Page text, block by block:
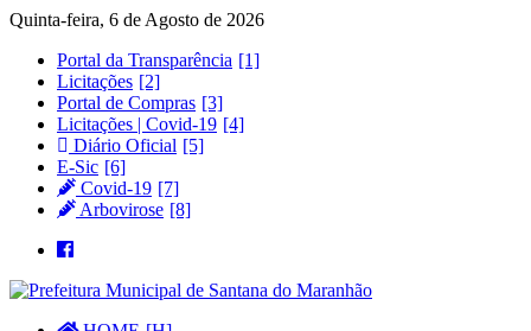
Quinta-feira, 6 de Agosto de 2026
Portal da Transparência
Licitações
Portal de Compras
Licitações | Covid-19
Diário Oficial
E-Sic
Covid-19
Arbovirose